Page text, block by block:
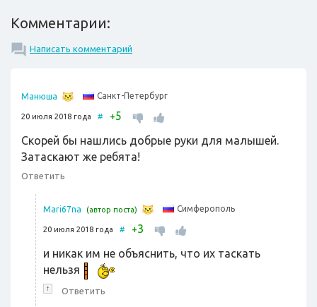
Комментарии:
Написать комментарий
Манюша Санкт-Петербург
20 июля 2018 года # +5
Скорей бы нашлись добрые руки для малышей.
Затаскают же ребята!
Ответить
Mari67na (автор поста) Симферополь
20 июля 2018 года # +3
и никак им не объяснить, что их таскать
нельзя
↑ Ответить